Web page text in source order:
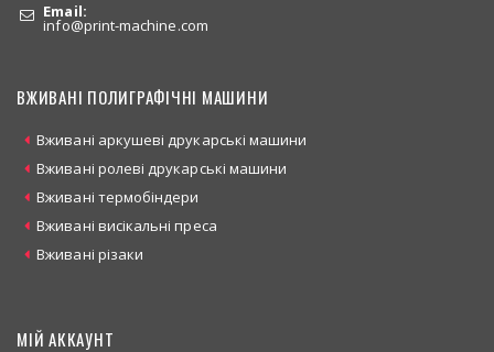
Email:
info@print-machine.com
ВЖИВАНІ ПОЛИГРАФІЧНІ МАШИНИ
Вживані аркушеві друкарські машини
Вживані ролеві друкарські машини
Вживані термобіндери
Вживані висікальні преса
Вживані різаки
МІЙ АККАУНТ